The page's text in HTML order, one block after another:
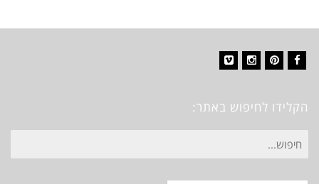
הקלידו לחיפוש באתר:
חיפוש
עבור: